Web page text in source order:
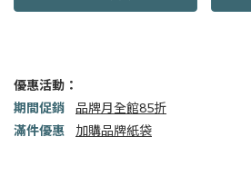
優惠活動：
期間促銷 品牌月全館85折
滿件優惠 加購品牌紙袋